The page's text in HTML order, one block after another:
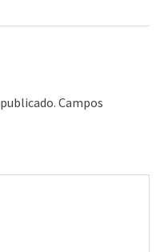
Campos